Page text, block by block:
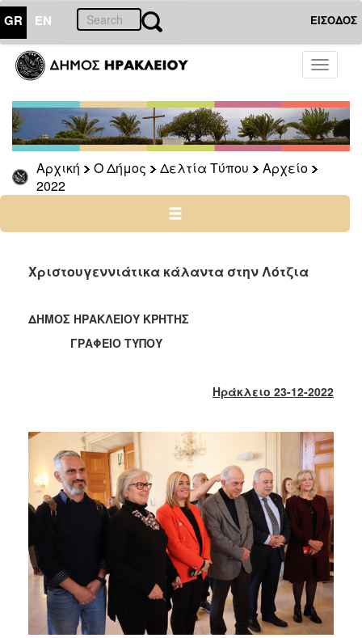
GR EN ΕΙΣΟΔΟΣ
Toggle
Αρχική Ο Δήμος Δελτία Τύπου
Αρχείο
2022
ΔΗΜΟΣ
Δελτία
Τύπου
Αρχείο
2026
2025
2022
2020
2019
2015
2013
2012
Χριστουγεννιάτικα κάλαντα στην Λότζια
ΔΗΜΟΣ ΗΡΑΚΛΕΙΟΥ ΚΡΗΤΗΣ
ΓΡΑΦΕΙΟ ΤΥΠΟΥ
Ηράκλειο 23-12-2022